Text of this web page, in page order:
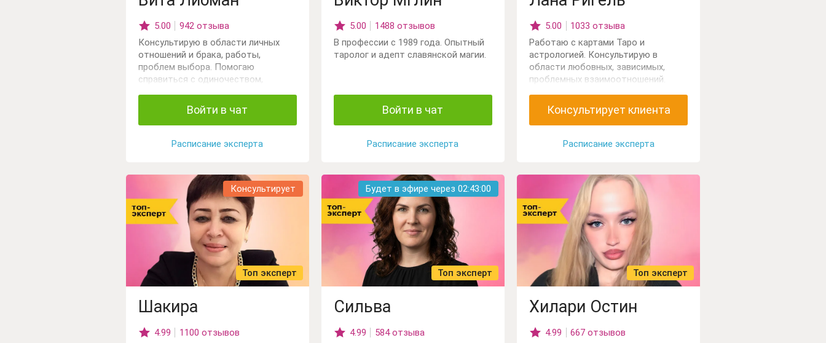
5.00
942 отзыва
Консультирую в области личных
отношений и брака, работы,
проблем выбора. Помогаю
справиться с одиночеством,
Работаю с картами Таро, обладаю
даром ясновидения.
Войти в чат
Расписание эксперта
5.00
1488 отзывов
В профессии с 1989 года. Опытный
таролог и адепт славянской магии.
Войти в чат
Расписание эксперта
5.00
1033 отзыва
Работаю с картами Таро и
астрологией. Консультирую в
области любовных, зависимых,
проблемных взаимоотношений.
прогностика событий, выбор
профессии, диагностика проблем в
плане карьерного роста и развития
бизнеса.
Консультирует клиента
Расписание эксперта
Консультирует
Топ эксперт
Шакира
4.99
1100 отзывов
Будет в эфире через02:42:58
Топ эксперт
Сильва
4.99
584 отзыва
Топ эксперт
Хилари Остин
4.99
667 отзывов